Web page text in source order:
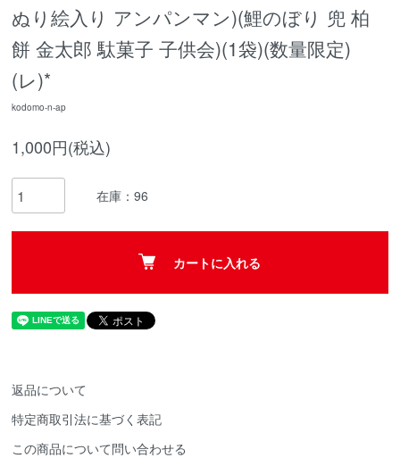
ぬり絵入り アンパンマン)(鯉のぼり 兜 柏
餅 金太郎 駄菓子 子供会)(1袋)(数量限定)
(レ)*
kodomo-n-ap
1,000円(税込)
在庫：96
カートに入れる
返品について
特定商取引法に基づく表記
この商品について問い合わせる